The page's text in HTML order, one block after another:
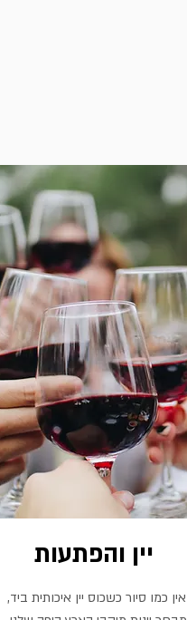
יין והפתעות
אין כמו סיור כשכוס יין איכותית ביד,